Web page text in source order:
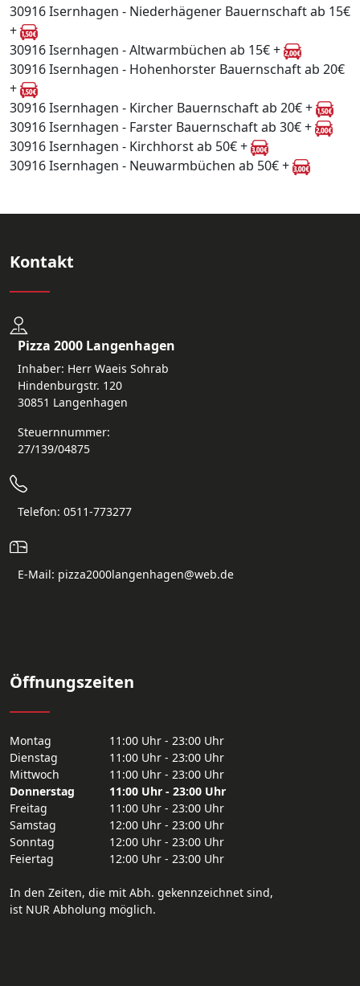
30916 Isernhagen - Niederhägener Bauernschaft ab 15€
+
30916 Isernhagen - Altwarmbüchen ab 15€ +
30916 Isernhagen - Hohenhorster Bauernschaft ab 20€
+
30916 Isernhagen - Kircher Bauernschaft ab 20€ +
30916 Isernhagen - Farster Bauernschaft ab 30€ +
30916 Isernhagen - Kirchhorst ab 50€ +
30916 Isernhagen - Neuwarmbüchen ab 50€ +
Kontakt
Pizza 2000 Langenhagen
Inhaber: Herr Waeis Sohrab
Hindenburgstr. 120
30851 Langenhagen
Steuernnummer:
27/139/04875
Telefon: 0511-773277
E-Mail: pizza2000langenhagen@web.de
Öffnungszeiten
Montag
11:00 Uhr - 23:00 Uhr
Dienstag
11:00 Uhr - 23:00 Uhr
Mittwoch
11:00 Uhr - 23:00 Uhr
Donnerstag
11:00 Uhr - 23:00 Uhr
Freitag
11:00 Uhr - 23:00 Uhr
Samstag
12:00 Uhr - 23:00 Uhr
Sonntag
12:00 Uhr - 23:00 Uhr
Feiertag
12:00 Uhr - 23:00 Uhr
In den Zeiten, die mit Abh. gekennzeichnet sind,
ist NUR Abholung möglich.